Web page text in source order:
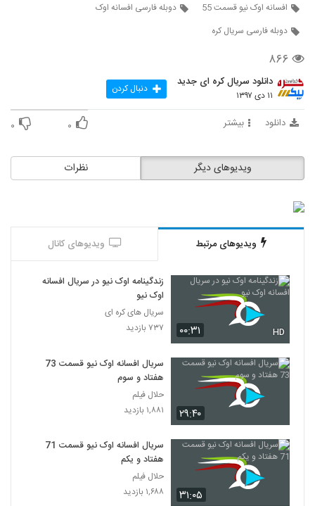
افسانه اوک نیو قسمت 55
دوبله فارسی افسانه اوک
دوبله فارسی سریال کره
۸۶۶
دانلود سریال کره ای جدید
۱۱ دی ۱۳۹۷ دنبال کردن
دانلود بیشتر ۰ ۰
نظرات ویدیوهای دیگر
ویدیوهای مرتبط ویدیوهای کانال
۰۰:۳۱ HD
زندگینامه اوک نیو در سریال افسانه
اوک نیو
سریال های کره ای
۷۳۷ بازدید
۲۹:۴۰
سریال افسانه اوک نیو قسمت 73
هفتاد و سوم
حلال فیلم
۱,۸۸۱ بازدید
۳۱:۰۵
سریال افسانه اوک نیو قسمت 71
هفتاد و یکم
حلال فیلم
۱,۶۸۸ بازدید